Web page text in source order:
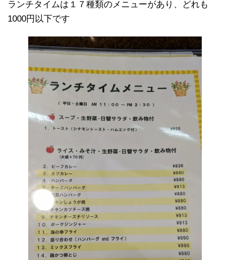
ランチタイムは１７種類のメニューがあり、どれも
1000円以下です